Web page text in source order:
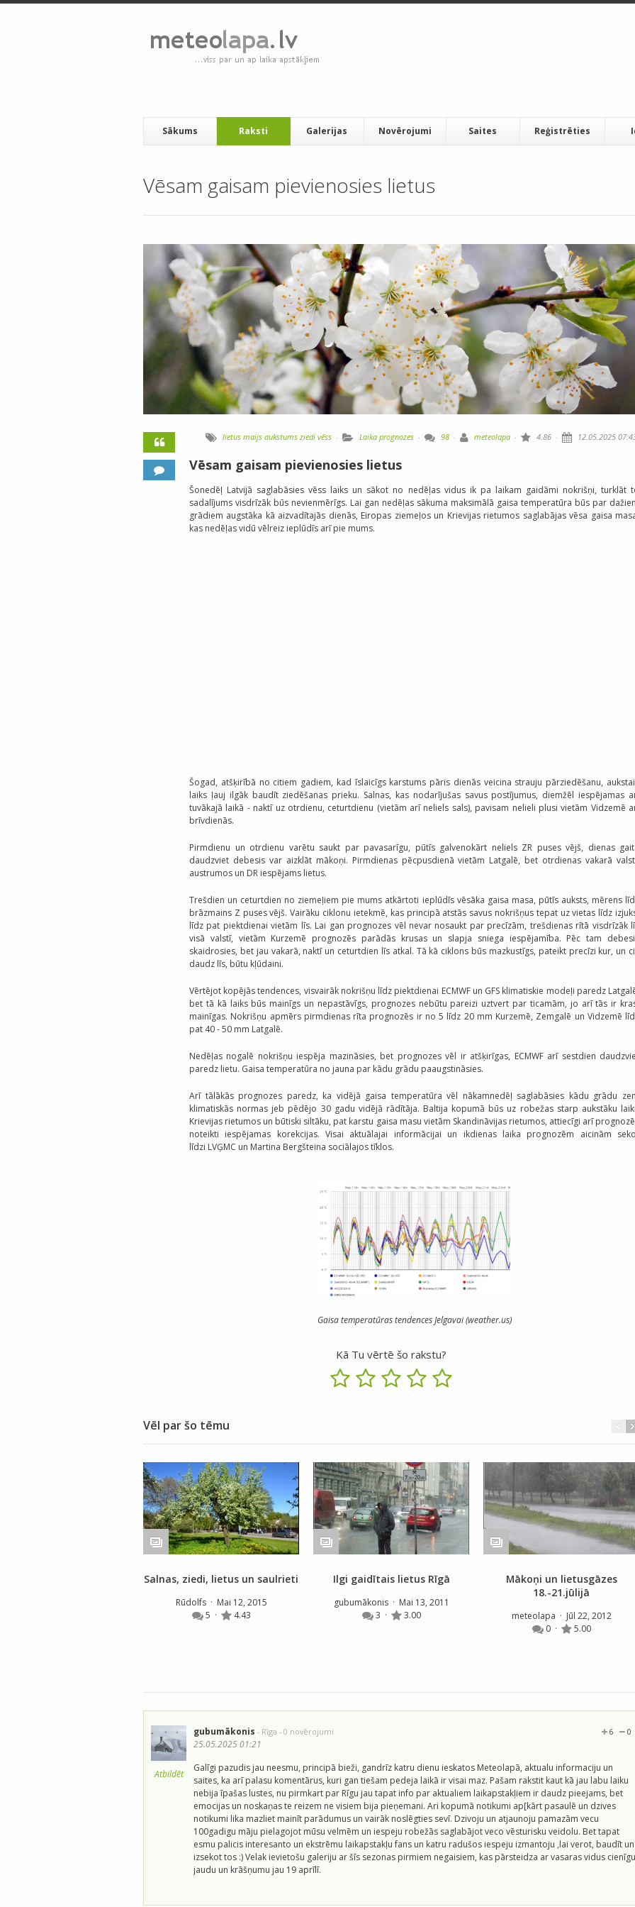
Sākums Raksti Galerijas Novērojumi Saites Reģistrēties
Vēsam gaisam pievienosies lietus
lietus maijs aukstums ziedi vēss · Laika prognozes · 98 · meteolapa · 4.86 · 12.05.2025
Vēsam gaisam pievienosies lietus
Šonedēļ Latvijā saglabāsies vēss laiks un sākot no nedēļas vidus ik pa laikam gaidāmi nokrišņi, turklāt
sadalījums visdrīzāk būs nevienmērīgs. Lai gan nedēļas sākuma maksimālā gaisa temperatūra būs par
grādiem augstāka kā aizvadītajās dienās, Eiropas ziemeļos un Krievijas rietumos saglabājas vēsa gaisa
kas nedēļas vidū vēlreiz ieplūdīs arī pie mums.
Šogad, atšķirībā no citiem gadiem, kad īslaicīgs karstums pāris dienās veicina strauju pārziedēšanu,
laiks ļauj ilgāk baudīt ziedēšanas prieku. Salnas, kas nodarījušas savus postījumus, diemžēl iespējamas
tuvākajā laikā - naktī uz otrdienu, ceturtdienu (vietām arī neliels sals), pavisam nelieli plusi vietām Vidzemē
brīvdienās.
Pirmdienu un otrdienu varētu saukt par pavasarīgu, pūtīs galvenokārt neliels ZR puses vējš, dienas
daudzviet debesis var aizklāt mākoņi. Pirmdienas pēcpusdienā vietām Latgalē, bet otrdienas vakarā
austrumos un DR iespējams lietus.
Trešdien un ceturtdien no ziemeļiem pie mums atkārtoti ieplūdīs vēsāka gaisa masa, pūtīs auksts, mērens
brāzmains Z puses vējš. Vairāku ciklonu ietekmē, kas principā atstās savus nokrišņus tepat uz vietas līdz
līdz pat piektdienai vietām līs. Lai gan prognozes vēl nevar nosaukt par precīzām, trešdienas rītā visdrīzāk
visā valstī, vietām Kurzemē prognozēs parādās krusas un slapja sniega iespējamība. Pēc tam
skaidrosies, bet jau vakarā, naktī un ceturtdien līs atkal. Tā kā ciklons būs mazkustīgs, pateikt precīzi kur, un
daudz līs, būtu kļūdaini.
Vērtējot kopējās tendences, visvairāk nokrišņu līdz piektdienai ECMWF un GFS klimatiskie modeļi paredz
bet tā kā laiks būs mainīgs un nepastāvīgs, prognozes nebūtu pareizi uztvert par ticamām, jo arī tās ir
mainīgas. Nokrišņu apmērs pirmdienas rīta prognozēs ir no 5 līdz 20 mm Kurzemē, Zemgalē un Vidzemē
pat 40 - 50 mm Latgalē.
Nedēļas nogalē nokrišņu iespēja mazināsies, bet prognozes vēl ir atšķirīgas, ECMWF arī sestdien
paredz lietu. Gaisa temperatūra no jauna par kādu grādu paaugstināsies.
Arī tālākās prognozes paredz, ka vidējā gaisa temperatūra vēl nākamnedēļ saglabāsies kādu grādu
klimatiskās normas jeb pēdējo 30 gadu vidējā rādītāja. Baltija kopumā būs uz robežas starp aukstāku
Krievijas rietumos un būtiski siltāku, pat karstu gaisa masu vietām Skandināvijas rietumos, attiecīgi arī
noteikti iespējamas korekcijas. Visai aktuālajai informācijai un ikdienas laika prognozēm aicinām
līdzi LVĢMC un Martina Bergšteina sociālajos tīklos.
Gaisa temperatūras tendences Jelgavai (weather.us)
Kā Tu vērtē šo rakstu?
Vēl par šo tēmu
Salnas, ziedi, lietus un saulrieti
Rūdolfs · Mai 12, 2015
5 · 4.43
Ilgi gaidītais lietus Rīgā
gubumākonis · Mai 13, 2011
3 · 3.00
Mākoņi un lietusgāzes
18.-21.jūlijā
meteolapa · Jūl 22, 2012
0 · 5.00
Atbildēt
gubumākonis - Rīga - 0 novērojumi 0
6
25.05.2025 01:21
Galīgi pazudis jau neesmu, principā bieži, gandrīz katru dienu ieskatos Meteolapā, aktualu informaciju un
saites, ka arī palasu komentārus, kuri gan tiešam pedeja laikā ir visai maz. Pašam rakstit kaut kā jau labu laiku
nebija īpašas lustes, nu pirmkart par Rīgu jau tapat info par aktualiem laikapstakļiem ir daudz pieejams, bet
emocijas un noskaņas te reizem ne visiem bija pieņemani. Ari kopumā notikumi ap[kārt pasaulē un dzives
notikumi lika mazliet mainīt parādumus un vairāk noslēgties sevī. Dzivoju un atjaunoju pamazām vecu
100gadigu māju pielagojot mūsu velmēm un iespeju robežās saglabājot veco vēsturisku veidolu. Bet tapat
esmu palicis interesanto un ekstrēmu laikapstakļu fans un katru radušos iespeju izmantoju ,lai verot, baudīt un
izsekot tos :) Velak ievietošu galeriju ar šīs sezonas pirmiem negaisiem, kas pārsteidza ar vasaras vidus cienīgu
jaudu un krāšņumu jau 19 aprīlī.